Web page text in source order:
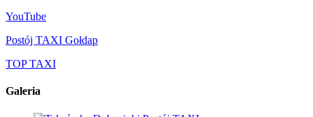
YouTube
Postój TAXI Gołdap
TOP TAXI
Galeria